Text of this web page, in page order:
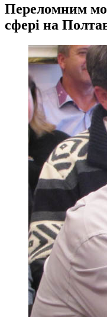
Переломним
сфері на